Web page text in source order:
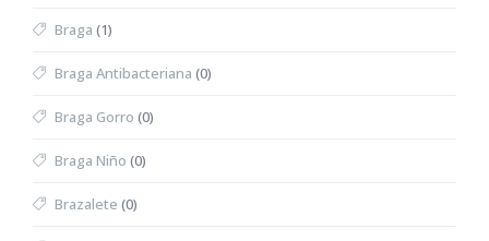
Braga (1)
Braga Antibacteriana (0)
Braga Gorro (0)
Braga Niño (0)
Brazalete (0)